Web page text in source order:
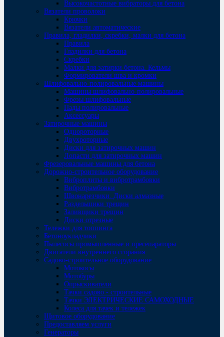
Высокочастотные вибраторы для бетона
Вязатели проволоки
Крючки
Вязатели автоматические
Правила, гладилки, скребки, малки для бетона
Правила
Гладилки для бетона
Скребки
Малки для затирки бетона. Кельмы
Формирователи шва и кромки
Шлифовально-полировальные машины
Машины шлифовально-полировальные
Фрезы шлифовальные
Пады полировальные
Аксессуары
Затирочные машины
Однороторные
Двухроторные
Диски для затирочных машин
Лопасти для затирочных машин
Фрезеровальные машины для бетона
Дорожно-строительное оборудование
Виброплиты и вибротрамбовки
Вибротрамбовки
Швонарезчики. Диски алмазные
Раздельщики трещин
Заливщики трещин
Диски отрезные
Тележки для топпинга
Бетоноукладчики
Пылесосы промышленные и пресепараторы
Двигатели внутреннего сгорания
Садово-строительное оборудование
Мотокосы
Мотобуры
Опрыскиватели
Тачки садово - строительные
Тачки ЭЛЕКТРИЧЕСКИЕ САМОХОДНЫЕ
Колеса для тачек и тележек
Щитовое оборудование
Предоставляем услуги
Генераторы